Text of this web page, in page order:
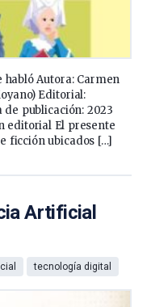
Autora: Carmen
Editorial:
de publicación: 2023
editorial El presente
ficción ubicados […]
Artificial
tecnología digital